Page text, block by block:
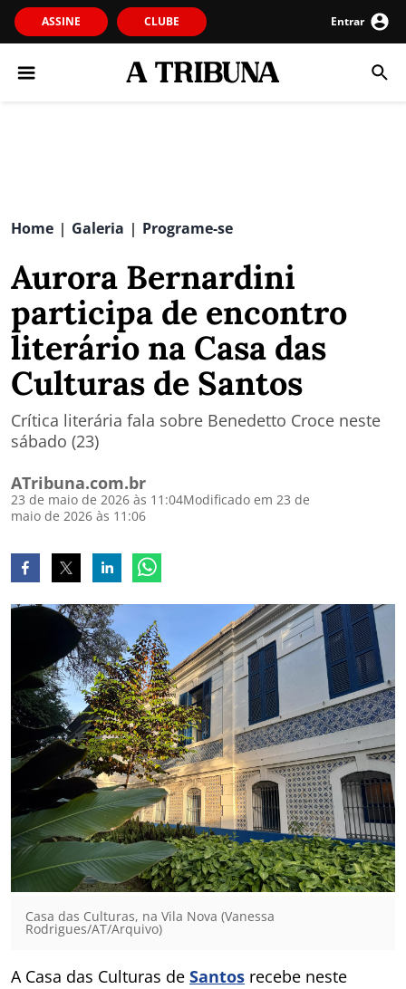
ASSINE CLUBE Entrar
Home | Galeria | Programe-se
Aurora Bernardini
participa de encontro
literário na Casa das
Culturas de Santos
Crítica literária fala sobre Benedetto Croce neste
sábado (23)
ATribuna.com.br
23 de maio de 2026 às 11:04Modificado em 23 de
maio de 2026 às 11:06
Casa das Culturas, na Vila Nova (Vanessa
Rodrigues/AT/Arquivo)
A Casa das Culturas de Santos recebe neste